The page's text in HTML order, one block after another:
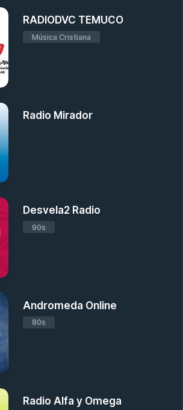
RADIODVC TEMUCO
Música Cristiana
Radio Mirador
Desvela2 Radio
90s
Andromeda Online
80s
Radio Alfa y Omega